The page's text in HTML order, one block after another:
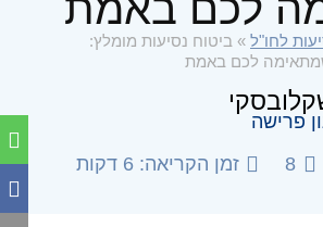
לחו"ל » ביטוח נסיעות מומלץ:
לכם באמת
פרישה
8 זמן הקריאה: 6 דקות